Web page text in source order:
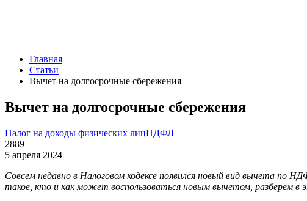
Главная
Статьи
Вычет на долгосрочные сбережения
Вычет на долгосрочные сбережения
Налог на доходы физических лицНДФЛ
2889
5 апреля 2024
Совсем недавно в Налоговом кодексе появился новый вид вычета
такое, кто и как может воспользоваться новым вычетом, разберем в